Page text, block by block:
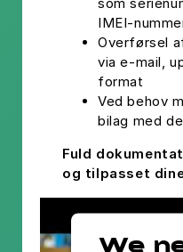
IMEI-
Overførsel
via e-mail,
format
Ved behov
bilag med
Fuld
og tilpasset